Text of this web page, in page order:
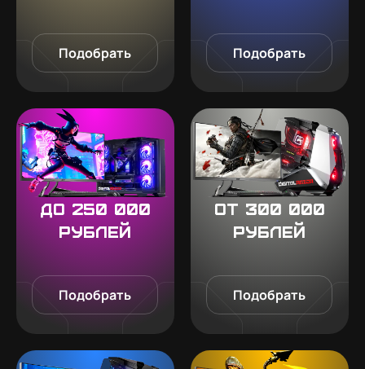
Подобрать Подобрать
До 250 000
рублей
Подобрать
От 300 000
рублей
Подобрать